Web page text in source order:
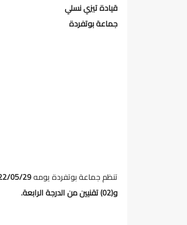
قيادة تيزي نسلي
جماعة بوتفردة
تنظم جماعة بوتفردة يومه
و(02) تقنيين من الدرجة الرابعة.